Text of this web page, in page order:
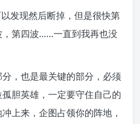
发现然后断掉，但是很快第
，第四波……一直到我再也没
，也是最关键的部分，必须
胆英雄，一定要守住自己的
上来，企图占领你的阵地，